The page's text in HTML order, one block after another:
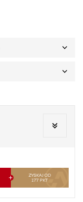
ZYSKAJ OD
177 PKT